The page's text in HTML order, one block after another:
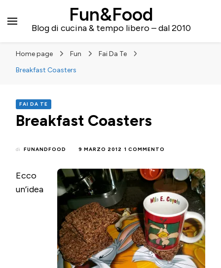
Fun&Food
Blog di cucina & tempo libero – dal 2010
Home page Fun
Fai Da Te
Breakfast Coasters
FAI DA TE
Breakfast Coasters
di FUNANDFOOD 9 MARZO 2012 1 COMMENTO
Ecco
un’idea